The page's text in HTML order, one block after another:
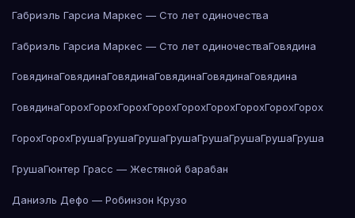
Габриэль Гарсиа Маркес — Сто лет одиночества
Габриэль Гарсиа Маркес — Сто лет одиночестваГовядина
ГовядинаГовядинаГовядинаГовядинаГовядинаГовядина
ГовядинаГорохГорохГорохГорохГорохГорохГорохГорохГорох
ГорохГорохГрушаГрушаГрушаГрушаГрушаГрушаГрушаГруша
ГрушаГюнтер Грасс — Жестяной барабан
Даниэль Дефо — Робинзон Крузо